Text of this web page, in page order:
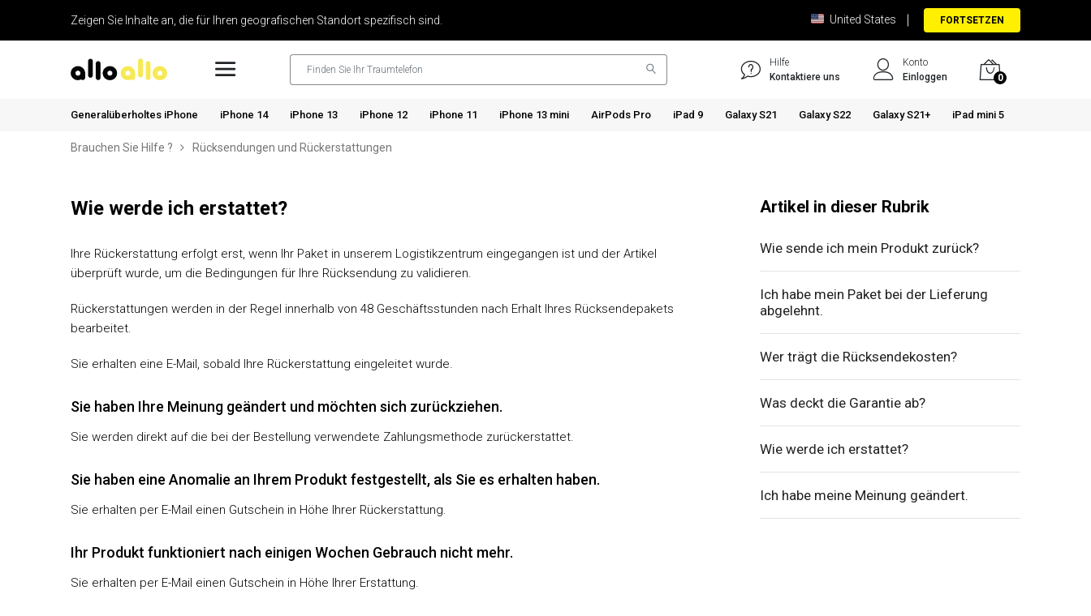
Zeigen Sie Inhalte an, die für Ihren geografischen Standort spezifisch sind. United States FORTSETZEN
Hilfe
Kontaktiere uns
Konto
Einloggen
0
Generalüberholtes iPhone iPhone 14 iPhone 13 iPhone 12 iPhone 11 iPhone 13 mini AirPods Pro iPad 9 Galaxy S21 Galaxy S22 Galaxy S21+ iPad mini 5
Brauchen Sie Hilfe ? Rücksendungen und Rückerstattungen
Wie werde ich erstattet?
Ihre Rückerstattung erfolgt erst, wenn Ihr Paket in unserem Logistikzentrum eingegangen ist und der Artikel
überprüft wurde, um die Bedingungen für Ihre Rücksendung zu validieren.
Rückerstattungen werden in der Regel innerhalb von 48 Geschäftsstunden nach Erhalt Ihres Rücksendepakets
bearbeitet.
Sie erhalten eine E-Mail, sobald Ihre Rückerstattung eingeleitet wurde.
Sie haben Ihre Meinung geändert und möchten sich zurückziehen.
Sie werden direkt auf die bei der Bestellung verwendete Zahlungsmethode zurückerstattet.
Sie haben eine Anomalie an Ihrem Produkt festgestellt, als Sie es erhalten haben.
Sie erhalten per E-Mail einen Gutschein in Höhe Ihrer Rückerstattung.
Ihr Produkt funktioniert nach einigen Wochen Gebrauch nicht mehr.
Sie erhalten per E-Mail einen Gutschein in Höhe Ihrer Erstattung.
Artikel in dieser Rubrik
Wie sende ich mein Produkt zurück?
Ich habe mein Paket bei der Lieferung
abgelehnt.
Wer trägt die Rücksendekosten?
Was deckt die Garantie ab?
Wie werde ich erstattet?
Ich habe meine Meinung geändert.